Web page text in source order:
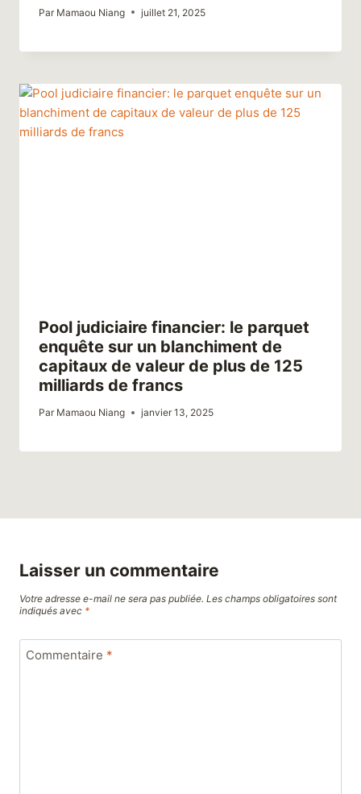
Par Mamaou Niang juillet 21, 2025
Pool judiciaire financier: le parquet
enquête sur un blanchiment de
capitaux de valeur de plus de 125
milliards de francs
Par Mamaou Niang janvier 13, 2025
Laisser un commentaire
Votre adresse e-mail ne sera pas publiée. Les champs obligatoires sont
indiqués avec *
Commentaire *